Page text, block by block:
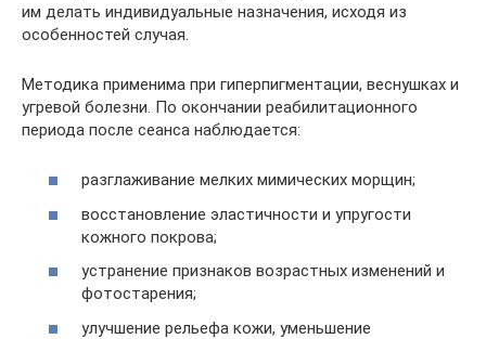
им делать индивидуальные назначения, исходя из
особенностей случая.
Методика применима при гиперпигментации, веснушках и
угревой болезни. По окончании реабилитационного
периода после сеанса наблюдается:
разглаживание мелких мимических морщин;
восстановление эластичности и упругости
кожного покрова;
устранение признаков возрастных изменений и
фотостарения;
улучшение рельефа кожи, уменьшение